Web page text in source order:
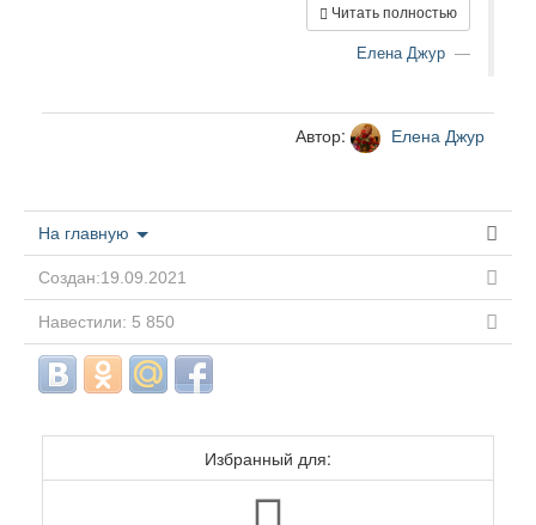
Читать полностью
Елена Джур
Автор: Елена Джур
На главную
Создан:19.09.2021
Навестили: 5 850
Избранный для: